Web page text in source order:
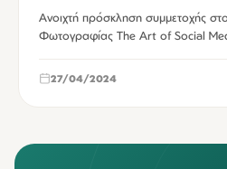
Ανοιχτή πρόσκληση συμμετοχής
Φωτογραφίας The Art of Social
27/04/2024